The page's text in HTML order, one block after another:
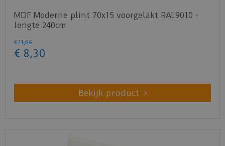
MDF Moderne plint 70x15 voorgelakt RAL9010 -
lengte 240cm
€ 11,66
€ 8,30
Bekijk product